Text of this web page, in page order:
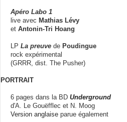
Apéro Labo 1
live avec Mathias Lévy
et Antonin-Tri Hoang
LP La preuve de Poudingue
rock expérimental
(GRRR, dist. The Pusher)
PORTRAIT
6 pages dans la BD Underground
d'A. Le Gouëfflec et N. Moog
Version anglaise parue également